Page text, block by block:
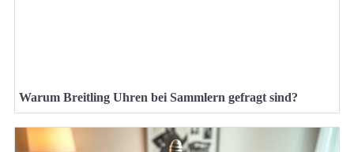
Warum Breitling Uhren bei Sammlern gefragt sind?